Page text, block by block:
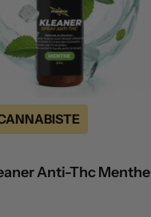
Anti-Thc Menthe